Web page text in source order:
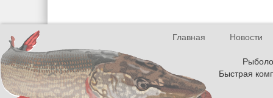
Главная
Новости
Быстрая